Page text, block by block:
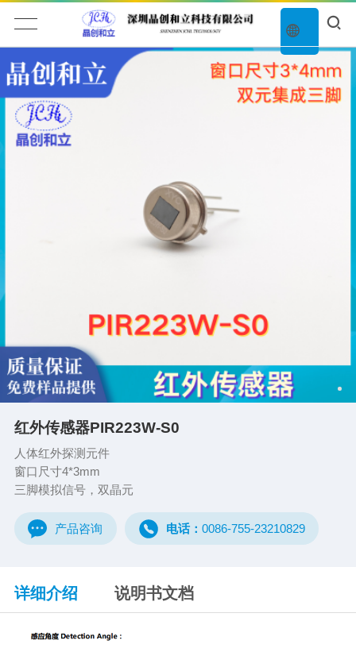
红外传感器PIR223W-S0
人体红外探测元件
窗口尺寸4*3mm
三脚模拟信号，双晶元
产品咨询 电话： 0086-755-23210829
详细介绍 说明书文档